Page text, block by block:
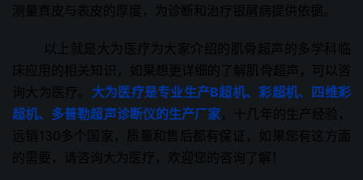
测量真皮与表皮的厚度，为诊断和治疗银屑病提供依据。
以上就是大为医疗为大家介绍的肌骨超声的 多学科临
床应用 的相关知识，如果想更详细的了解肌骨超声，可以咨
询大为医疗。 大为医疗是专业生产B超机、彩超机、四维彩
超机、多普勒超声诊断仪的生产厂家，十几年的生产经验，
远销130多个国家，质量和售后都有保证，如果您有这方面
的需要，请咨询大为医疗，欢迎您的咨询了解！